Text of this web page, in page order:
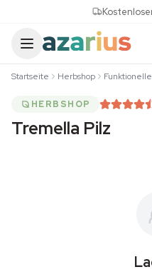
Startseite Herbshop
HERBSHOP
Tremella Pilz